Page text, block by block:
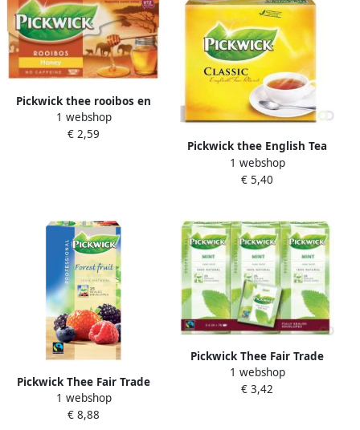
Pickwick thee rooibos en
honing pak van 20 zakjes
1 webshop
€ 2,59
Pickwick thee English Tea
Blend pak van 100 stuks
1 webshop
€ 5,40
Pickwick Thee Fair Trade
forest fruit 25x1.5gr
1 webshop
€ 8,88
Pickwick Thee Fair Trade
munt 25 zakjes van 1.5gr
1 webshop
€ 3,42